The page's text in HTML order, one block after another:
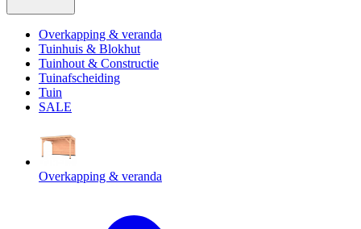
Overkapping & veranda
Tuinhuis & Blokhut
Tuinhout & Constructie
Tuinafscheiding
Tuin
SALE
Overkapping & veranda